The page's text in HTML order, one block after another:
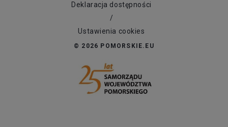
Deklaracja dostępności
/
Ustawienia cookies
© 2026 POMORSKIE.EU